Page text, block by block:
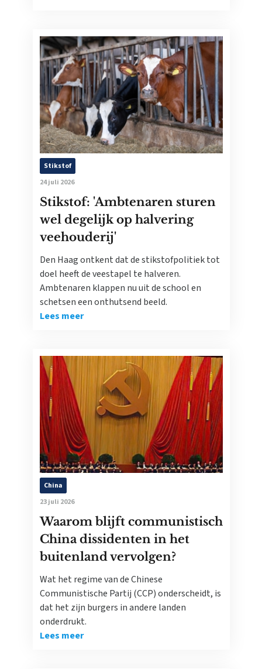
Stikstof
24 juli 2026
Stikstof: 'Ambtenaren sturen
wel degelijk op halvering
veehouderij'
Den Haag ontkent dat de stikstofpolitiek tot
doel heeft de veestapel te halveren.
Ambtenaren klappen nu uit de school en
schetsen een onthutsend beeld.
Lees meer
China
23 juli 2026
Waarom blijft communistisch
China dissidenten in het
buitenland vervolgen?
Wat het regime van de Chinese
Communistische Partij (CCP) onderscheidt, is
dat het zijn burgers in andere landen
onderdrukt.
Lees meer